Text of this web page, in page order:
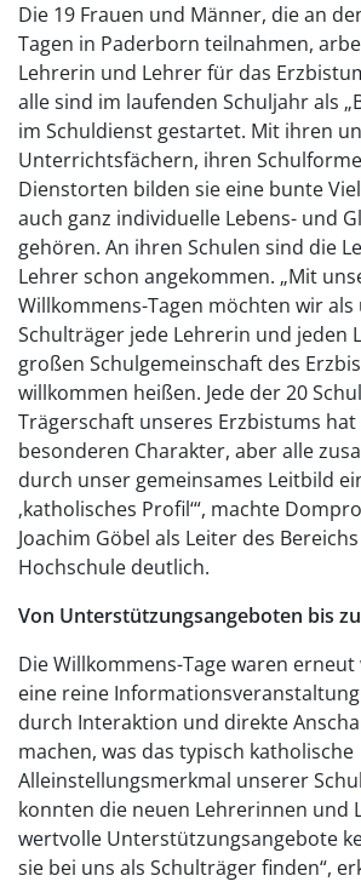
Die 19 Frauen und Männer, die an
Tagen in Paderborn teilnahmen,
Lehrerin und Lehrer für das
alle sind im laufenden Schuljahr als
im Schuldienst gestartet. Mit ihren
Unterrichtsfächern, ihren
Dienstorten bilden sie eine bunte
auch ganz individuelle Lebens- und
gehören. An ihren Schulen sind die
Lehrer schon angekommen. „Mit
Willkommens-Tagen möchten wir
Schulträger jede Lehrerin und jeden
großen Schulgemeinschaft des
willkommen heißen. Jede der 20
Trägerschaft unseres Erzbistums
besonderen Charakter, aber alle
durch unser gemeinsames Leitbild
‚katholisches Profil‘“, machte
Joachim Göbel als Leiter des
Hochschule deutlich.
Von Unterstützungsangeboten bis
Die Willkommens-Tage waren
eine reine
durch Interaktion und direkte
machen, was das typisch katholische
Alleinstellungsmerkmal unserer
konnten die neuen Lehrerinnen und
wertvolle Unterstützungsangebote
sie bei uns als Schulträger finden“,